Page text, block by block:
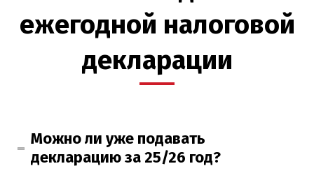
ежегодной налоговой
декларации
Можно ли уже подавать
декларацию за 25/26 год?